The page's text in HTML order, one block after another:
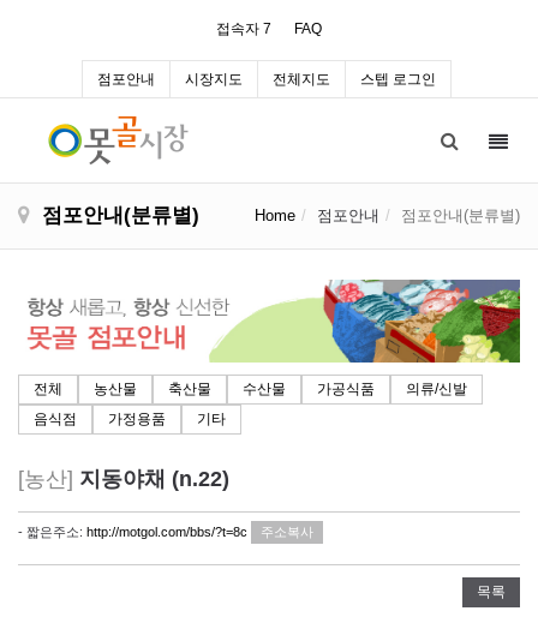
접속자 7 FAQ
점포안내 시장지도 전체지도 스텝 로그인
점포안내(분류별) Home 점포안내 점포안내(분류별)
전체 농산물 축산물 수산물 가공식품
의류/신발
음식점
가정용품 기타
[농산] 지동야채 (n.22)
- 짧은주소: http://motgol.com/bbs/?t=8c 주소복사
목록